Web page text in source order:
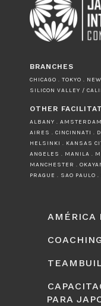
BRANCHES
CHICAGO . TOKYO .
SILICON VALLEY /
OTHER
ALBANY .
AIRES . CINCINNATI .
HELSINKI . KANSAS
ANGELES . MANILA .
MANCHESTER .
PRAGUE . SAO PAULO
AMÉRICA
PARA